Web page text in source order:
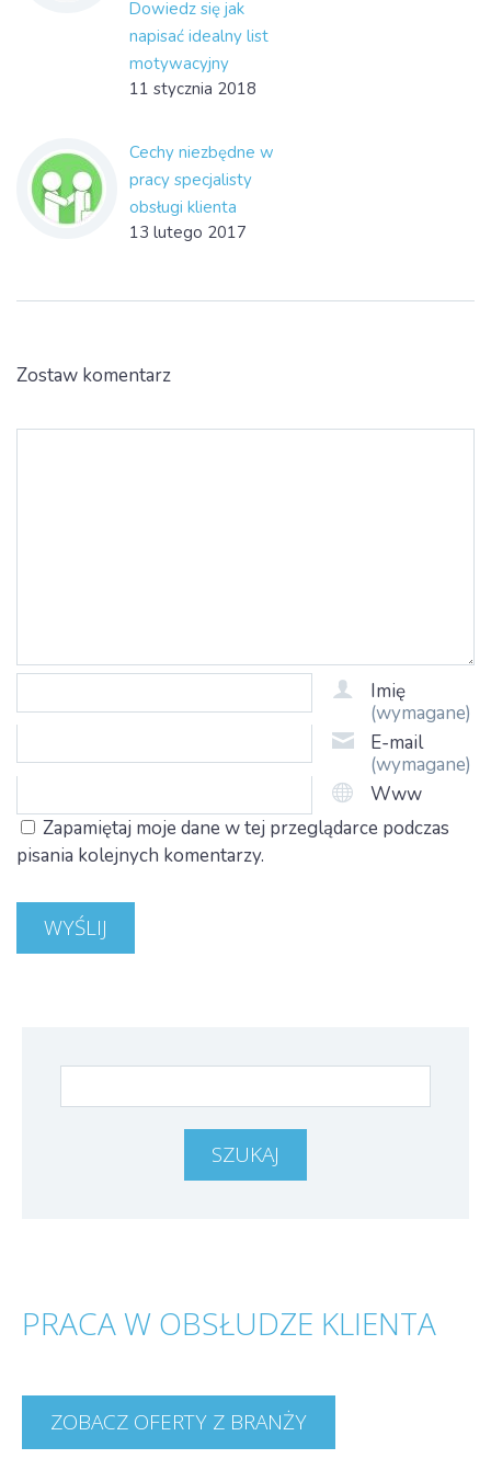
Dowiedz się jak
napisać idealny list
motywacyjny
11 stycznia 2018
Cechy niezbędne w
pracy specjalisty
obsługi klienta
13 lutego 2017
Zostaw komentarz
Imię
(wymagane)
E-mail
(wymagane)
Www
Zapamiętaj moje dane w tej przeglądarce podczas
pisania kolejnych komentarzy.
PRACA W OBSŁUDZE KLIENTA
ZOBACZ OFERTY Z BRANŻY